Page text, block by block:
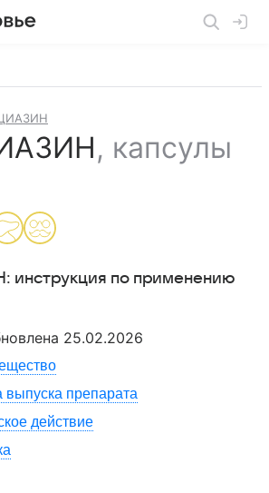
, капсулы
: инструкция по применению
25.02.2026
препарата
действие